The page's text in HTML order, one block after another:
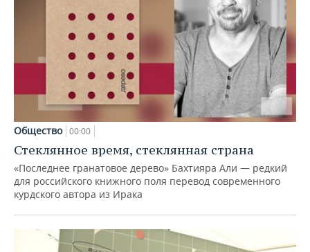
Общество 00:00
Стеклянное время, стеклянная страна
«Последнее гранатовое дерево» Бахтияра Али — редкий
для российского книжного поля перевод современного
курдского автора из Ирака